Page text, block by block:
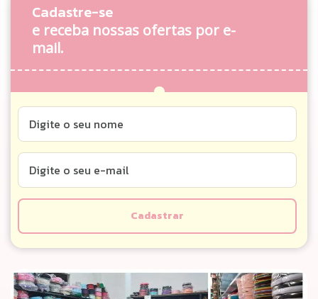
Cadastre-se
e receba nossas ofertas por e-
mail.